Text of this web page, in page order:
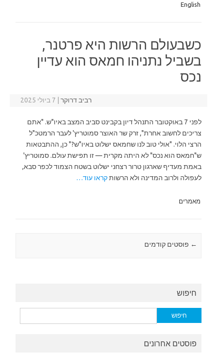
English
כשבעולם הרשות היא פרטנר,
בשביל נתניהו חמאס הוא עדיין
נכס
רביב דרוקר 7 ביולי 2025
לפני 7 באוקטובר התנהל דיון בקבינט סביב המצב באיו"ש. "אתם
צריכים לחשוב אחרת", זרק שר האוצר סמוטריץ' לעבר הרמטכ"ל
הרצי הלוי. "אולי טוב לנו שחמאס ישלוט באיו"ש?" כן, ההתבטאות
ש"חמאס הוא נכס" לא היתה מקרית — זו תפישת עולם. סמוטריץ'
באמת מעדיף שארגון טרור רצחני ישלוט בשטח הצמוד לכפר סבא,
לעפולה ולרוב המדינה ולא הרשותקראו עוד…
מאמרים
Post navigation
← פוסטים קודמים
חיפוש
חיפוש:
פוסטים אחרונים